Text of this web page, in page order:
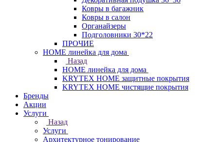
Ковры в багажник
Ковры в салон
Органайзеры
Подголовники 30*22
ПРОЧИЕ
HOME линейка для дома
Назад
HOME линейка для дома
KRYTEX HOME защитные покрытия
KRYTEX HOME чистящие покрытия
Бренды
Акции
Услуги
Назад
Услуги
Архитектурное тонирование